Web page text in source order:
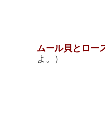
ムール貝とロー
よ。）